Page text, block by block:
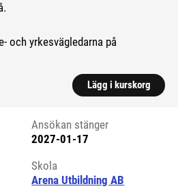
och yrkesvägledarna på
Lägg i kurskorg
Ansökan stänger
2027-01-17
Skola
Arena Utbildning AB